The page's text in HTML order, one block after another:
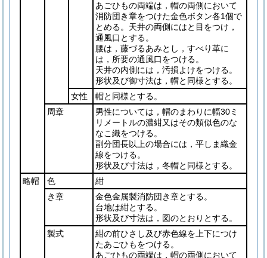
あごひもの両端は，帽の両側において
消防団き章をつけた金色ボタン各1個で
とめる。天井の両側にはと目をつけ，
通風口とする。
腰は，藤づるあみとし，すべり革に
は，所要の通風口をつける。
天井の内側には，汚損よけをつける。
形状及び御寸法は，帽と同様とする。
女性
帽と同様とする。
周章
男性については，帽のまわりに幅30ミ
リメートルの濃紺又はその類似色のな
なこ織をつける。
副分団長以上の場合には，平しま織金
線をつける。
形状及び寸法は，冬帽と同様とする。
略帽
色
紺
き章
金色金属製消防団き章とする。
台地は紺とする。
形状及び寸法は，図のとおりとする。
製式
紺の前ひさし及び赤色線を上下につけ
たあごひもをつける。
あごひもの両端は，帽の両側において